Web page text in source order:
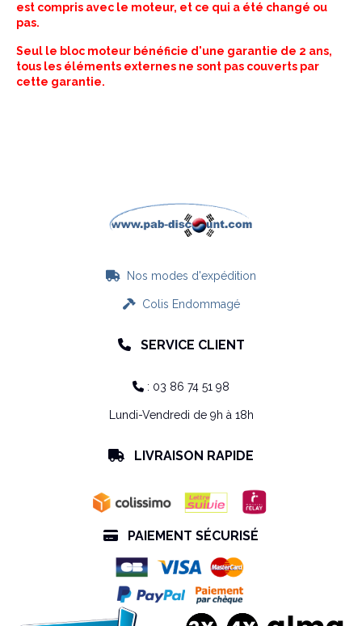
est compris avec le moteur, et ce qui a été changé ou
pas.
Seul le bloc moteur bénéficie d'une garantie de 2 ans,
tous les éléments externes ne sont pas couverts par
cette garantie.
 Nos modes d'expédition
Colis Endommagé
 SERVICE CLIENT
 : 03 86 74 51 98
Lundi-Vendredi de 9h à 18h
 LIVRAISON RAPIDE
 PAIEMENT SÉCURISÉ